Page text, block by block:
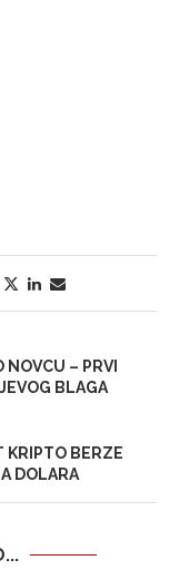
NOVCU – PRVI
BLAGA
KRIPTO BERZE
DOLARA